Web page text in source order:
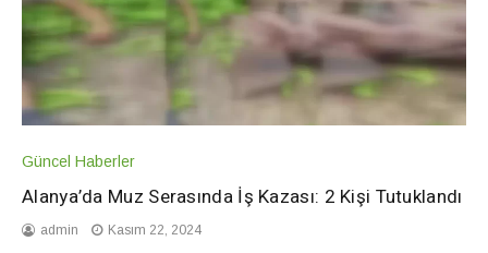
Güncel Haberler
Alanya’da Muz Serasında İş Kazası: 2 Kişi Tutuklandı
admin Kasım 22, 2024